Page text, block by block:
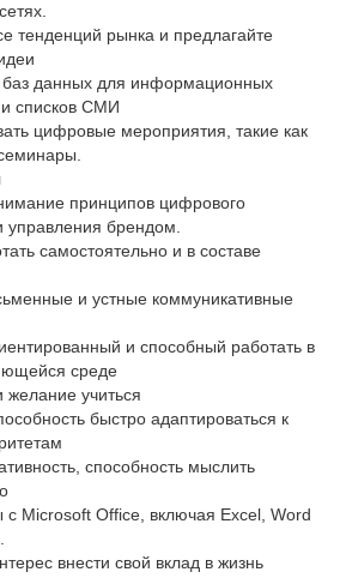
тенденций рынка и предлагайте
данных для информационных
списков СМИ
цифровые мероприятия, такие как
принципов цифрового
управления брендом.
самостоятельно и в составе
и устные коммуникативные
и способный работать в
среде
желание учиться
быстро адаптироваться к
способность мыслить
Microsoft Office, включая Excel, Word
внести свой вклад в жизнь